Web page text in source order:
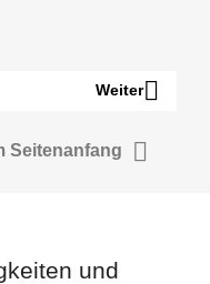
Weiter
Seitenanfang 
und